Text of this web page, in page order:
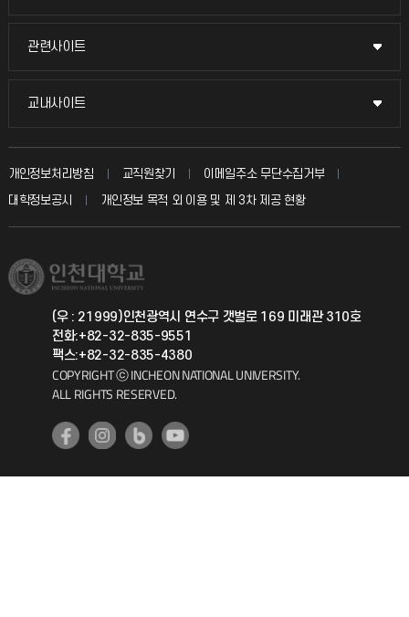
입학안내
취업정보(학생)
묻고 답하기
칭찬마당
학생서비스 지킴이
관련사이트
관련사이트
국방헬프콜
총동문회
교내사이트
교내사이트
교수회
교육혁신본부
국제지원과
공자아카데미
기초교육원
공학교육혁신센터
개인정보처리방침 교직원찾기
이메일주소 무단수집거부
대학정보공시
개인정보 목적 외 이용 및 제 3차 제공 현황
(우 : 21999)인천광역시 연수구 갯벌로 169 미래관 310호
전화:+82-32-835-9551
팩스:+82-32-835-4380
COPYRIGHT ⓒ INCHEON NATIONAL UNIVERSITY.
ALL RIGHTS RESERVED.